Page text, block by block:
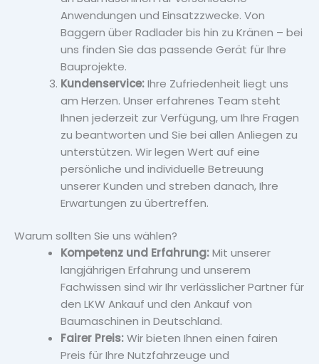
Anwendungen und Einsatzzwecke. Von
Baggern über Radlader bis hin zu Kränen – bei
uns finden Sie das passende Gerät für Ihre
Bauprojekte.
Kundenservice:Ihre Zufriedenheit liegt uns
am Herzen. Unser erfahrenes Team steht
Ihnen jederzeit zur Verfügung, um Ihre Fragen
zu beantworten und Sie bei allen Anliegen zu
unterstützen. Wir legen Wert auf eine
persönliche und individuelle Betreuung
unserer Kunden und streben danach, Ihre
Erwartungen zu übertreffen.
Warum sollten Sie uns wählen?
Kompetenz und Erfahrung:Mit unserer
langjährigen Erfahrung und unserem
Fachwissen sind wir Ihr verlässlicher Partner für
den LKW Ankauf und den Ankauf von
Baumaschinen in Deutschland.
Fairer Preis:Wir bieten Ihnen einen fairen
Preis für Ihre Nutzfahrzeuge und